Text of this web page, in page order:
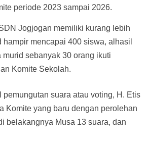
periode 2023 sampai 2026.
Jogjogan memiliki kurang lebih
mencapai 400 siswa, alhasil
sebanyak 30 orang ikuti
Komite Sekolah.
pemungutan suara atau voting, H. Etis
Komite yang baru dengan perolehan
belakangnya Musa 13 suara, dan